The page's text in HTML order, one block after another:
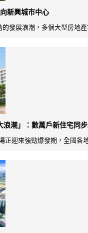
新興城市中心
的發展浪潮，多個大型房地
浪潮」：數萬戶新住宅同
正迎來強勁爆發期，全國各